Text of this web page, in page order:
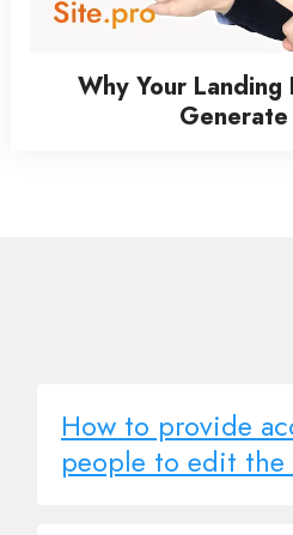
Why Your Landing
Generate
How to provide
people to edit the